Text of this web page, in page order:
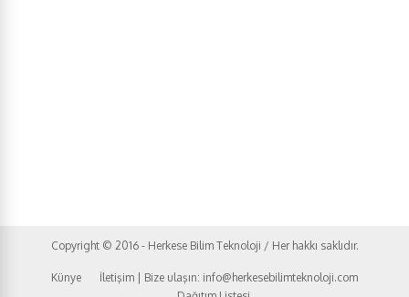
Copyright © 2016 - Herkese Bilim Teknoloji / Her hakkı saklıdır.
Künye
İletişim | Bize ulaşın: info@herkesebilimteknoloji.com